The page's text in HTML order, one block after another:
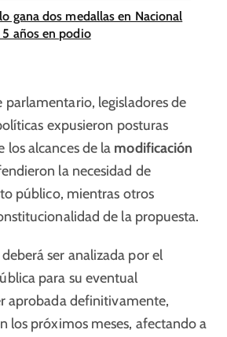
gana dos medallas en Nacional
años en podio
parlamentario, legisladores de
expusieron posturas
los alcances de la modificación
la necesidad de
público, mientras otros
de la propuesta.
ser analizada por el
para su eventual
aprobada definitivamente,
los próximos meses, afectando a